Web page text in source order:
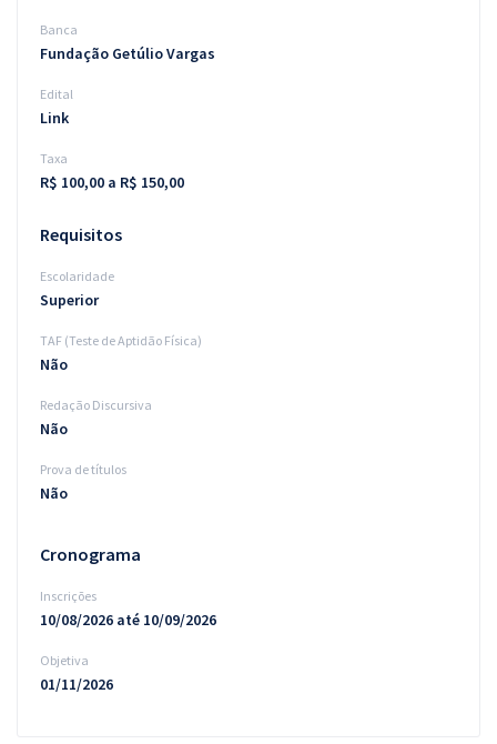
Banca
Fundação Getúlio Vargas
Edital
Link
Taxa
R$ 100,00 a R$ 150,00
Requisitos
Escolaridade
Superior
TAF (Teste de Aptidão Física)
Não
Redação Discursiva
Não
Prova de títulos
Não
Cronograma
Inscrições
10/08/2026 até 10/09/2026
Objetiva
01/11/2026